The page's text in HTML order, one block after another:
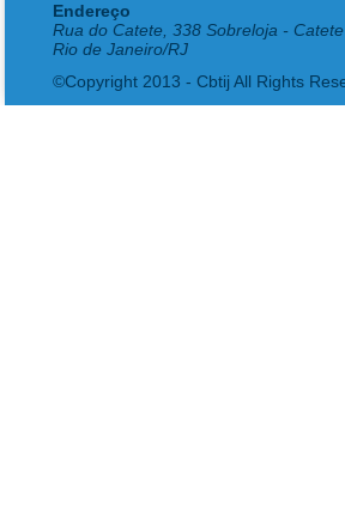
Endereço
Rua do Catete, 338 Sobreloja - Catete
Rio de Janeiro/RJ
©Copyright 2013 - Cbtij All Rights